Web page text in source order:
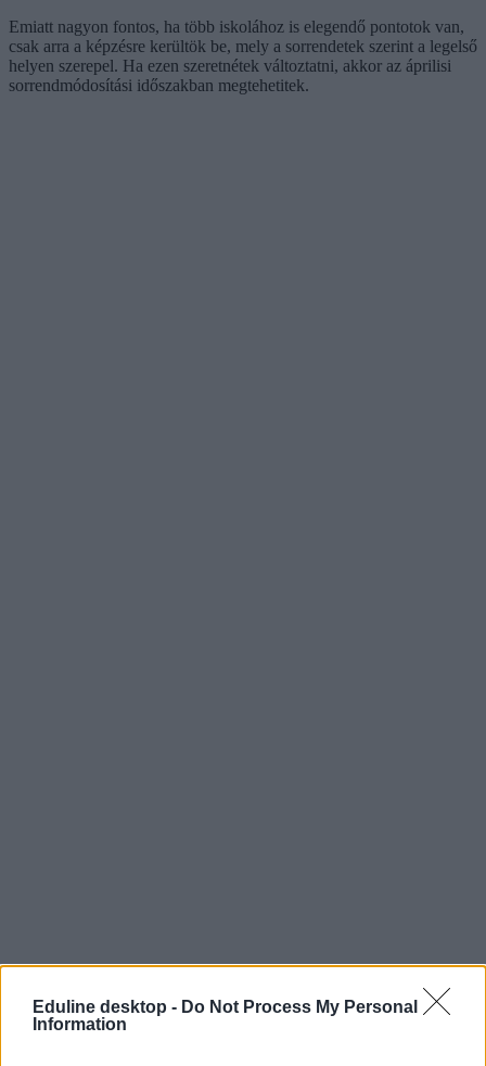
Eduline desktop - Do Not Process My Personal
Information
Emiatt nagyon fontos, ha több iskolához is elegendő pontotok van,
csak arra a képzésre kerültök be, mely a sorrendetek szerint a legelső
helyen szerepel. Ha ezen szeretnétek változtatni, akkor az áprilisi
sorrendmódosítási időszakban megtehetitek.